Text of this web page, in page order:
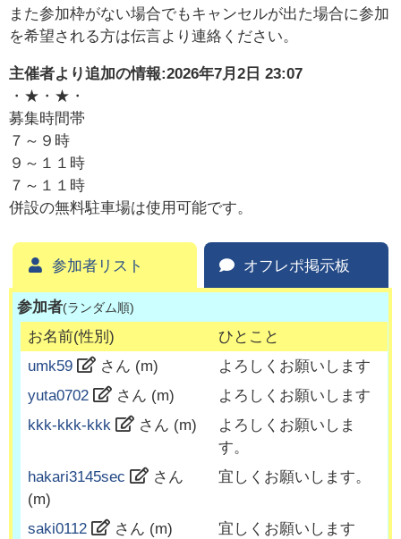
また参加枠がない場合でもキャンセルが出た場合に参加
を希望される方は伝言より連絡ください。
主催者より追加の情報:2026年7月2日 23:07
・★・★・
募集時間帯
７～９時
９～１１時
７～１１時
併設の無料駐車場は使用可能です。
参加者リスト オフレポ掲示板
参加者(ランダム順)
お名前(性別)
ひとこと
umk59
さん (m)
よろしくお願いします
yuta0702
さん (m)
よろしくお願いします
kkk-kkk-kkk
さん (m)
よろしくお願いしま
す。
hakari3145sec
さん
(m)
宜しくお願いします。
saki0112 さん (m)
宜しくお願いします